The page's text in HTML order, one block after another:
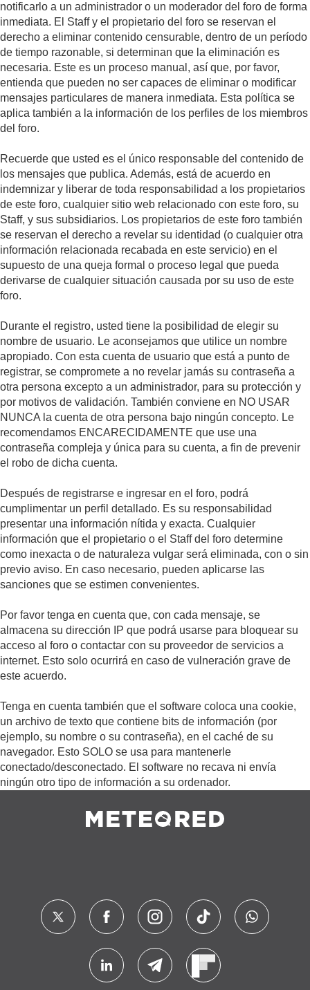
notificarlo a un administrador o un moderador del foro de forma
inmediata. El Staff y el propietario del foro se reservan el
derecho a eliminar contenido censurable, dentro de un período
de tiempo razonable, si determinan que la eliminación es
necesaria. Este es un proceso manual, así que, por favor,
entienda que pueden no ser capaces de eliminar o modificar
mensajes particulares de manera inmediata. Esta política se
aplica también a la información de los perfiles de los miembros
del foro.
Recuerde que usted es el único responsable del contenido de
los mensajes que publica. Además, está de acuerdo en
indemnizar y liberar de toda responsabilidad a los propietarios
de este foro, cualquier sitio web relacionado con este foro, su
Staff, y sus subsidiarios. Los propietarios de este foro también
se reservan el derecho a revelar su identidad (o cualquier otra
información relacionada recabada en este servicio) en el
supuesto de una queja formal o proceso legal que pueda
derivarse de cualquier situación causada por su uso de este
foro.
Durante el registro, usted tiene la posibilidad de elegir su
nombre de usuario. Le aconsejamos que utilice un nombre
apropiado. Con esta cuenta de usuario que está a punto de
registrar, se compromete a no revelar jamás su contraseña a
otra persona excepto a un administrador, para su protección y
por motivos de validación. También conviene en NO USAR
NUNCA la cuenta de otra persona bajo ningún concepto. Le
recomendamos ENCARECIDAMENTE que use una
contraseña compleja y única para su cuenta, a fin de prevenir
el robo de dicha cuenta.
Después de registrarse e ingresar en el foro, podrá
cumplimentar un perfil detallado. Es su responsabilidad
presentar una información nítida y exacta. Cualquier
información que el propietario o el Staff del foro determine
como inexacta o de naturaleza vulgar será eliminada, con o sin
previo aviso. En caso necesario, pueden aplicarse las
sanciones que se estimen convenientes.
Por favor tenga en cuenta que, con cada mensaje, se
almacena su dirección IP que podrá usarse para bloquear su
acceso al foro o contactar con su proveedor de servicios a
internet. Esto solo ocurrirá en caso de vulneración grave de
este acuerdo.
Tenga en cuenta también que el software coloca una cookie,
un archivo de texto que contiene bits de información (por
ejemplo, su nombre o su contraseña), en el caché de su
navegador. Esto SOLO se usa para mantenerle
conectado/desconectado. El software no recava ni envía
ningún otro tipo de información a su ordenador.